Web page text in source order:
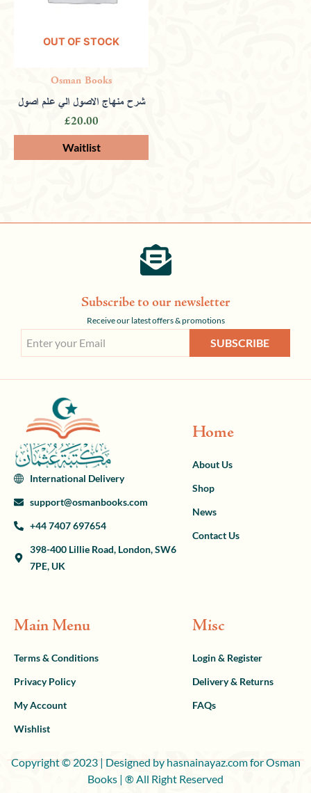
OUT OF STOCK
Osman Books
شرح منهاج الاصول الي علم اصول
£20.00
Subscribe to our newsletter
Receive our latest offers & promotions
SUBSCRIBE
International Delivery
support@osmanbooks.com
+44 7407 697654
398-400 Lillie Road, London, SW6
7PE, UK
Home
About Us
Shop
News
Contact Us
Main Menu
Terms & Conditions
Privacy Policy
My Account
Wishlist
Misc
Login & Register
Delivery & Returns
FAQs
Copyright © 2023 | Designed by hasnainayaz.com for Osman
Books | ® All Right Reserved